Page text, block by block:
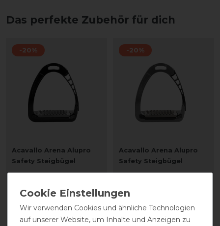
Das perfekte Zubehör für dich
-20%
Acavallo Arena Alupro
Safety Steigbügel
statt 189,00 €
-20%
Acavallo Arena Alupro
Safety Steigbügel
Wir verwenden Cookies und ähnliche Technologien
auf unserer Website, um Inhalte und Anzeigen zu